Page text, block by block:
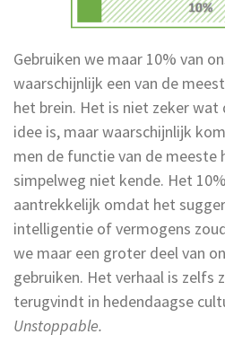
Gebruiken we maar 10% van
waarschijnlijk een van de
het brein. Het is niet zeker
idee is, maar waarschijnlijk
men de functie van de meeste
simpelweg niet kende. Het
aantrekkelijk omdat het
intelligentie of vermogens
we maar een groter deel van
gebruiken. Het verhaal is zelfs
terugvindt in hedendaagse
Unstoppable.